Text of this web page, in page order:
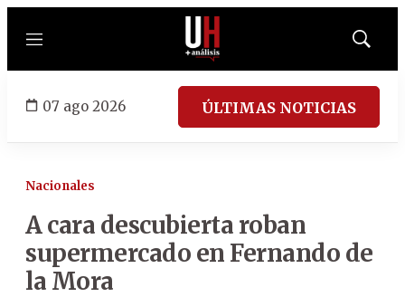
Menú
Mostrar
07 ago 2026 ÚLTIMAS NOTICIAS
Nacionales
A cara descubierta roban
supermercado en Fernando de
la Mora